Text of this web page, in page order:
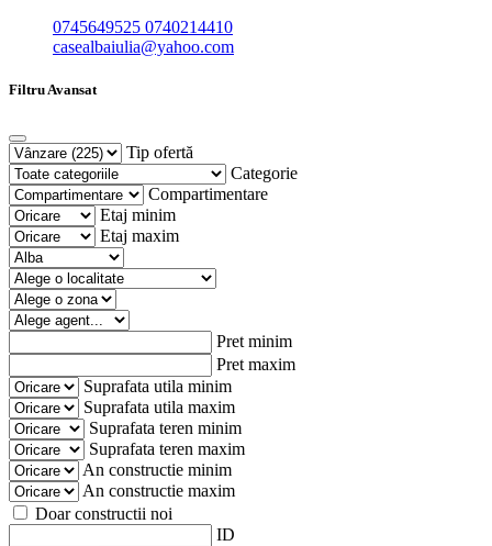
0745649525 0740214410
casealbaiulia@yahoo.com
Filtru Avansat
Tip ofertă
Categorie
Compartimentare
Etaj minim
Etaj maxim
Pret minim
Pret maxim
Suprafata utila minim
Suprafata utila maxim
Suprafata teren minim
Suprafata teren maxim
An constructie minim
An constructie maxim
Doar constructii noi
ID